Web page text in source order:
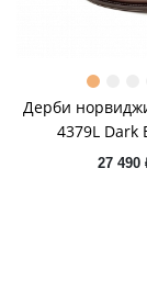
Дерби
4379L Dark
27 490